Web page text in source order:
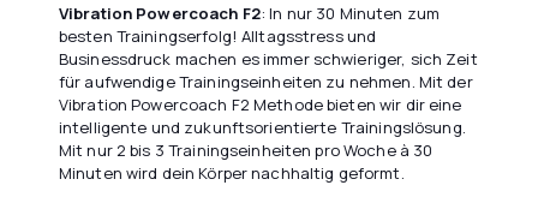
Vibration Powercoach F2: In nur 30 Minuten zum
besten Trainingserfolg! Alltagsstress und
Businessdruck machen es immer schwieriger, sich Zeit
für aufwendige Trainingseinheiten zu nehmen. Mit der
Vibration Powercoach F2 Methode bieten wir dir eine
intelligente und zukunftsorientierte Trainingslösung.
Mit nur 2 bis 3 Trainingseinheiten pro Woche à 30
Minuten wird dein Körper nachhaltig geformt.